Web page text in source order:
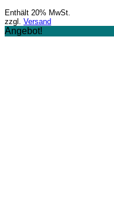
Enthält 20% MwSt.
zzgl. Versand
Angebot!